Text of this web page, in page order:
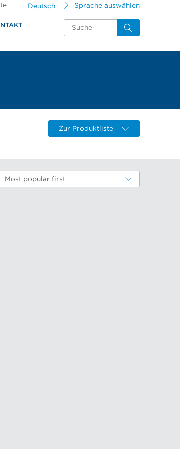
Deutsch Sprache auswählen
Zur Produktliste
Most popular first